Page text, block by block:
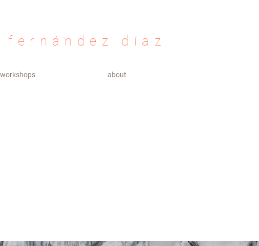
díaz
workshops about